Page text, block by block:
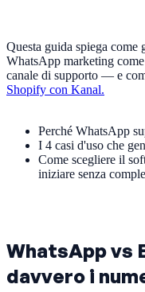
Questa guida spiega come
WhatsApp marketing
canale di supporto — e
Shopify con Kanal.
Perché WhatsApp
I 4 casi d'uso che
Come scegliere il
iniziare senza
WhatsApp vs
davvero i